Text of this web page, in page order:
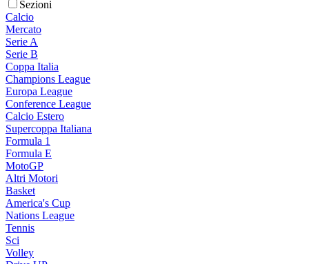
Sezioni
Calcio
Mercato
Serie A
Serie B
Coppa Italia
Champions League
Europa League
Conference League
Calcio Estero
Supercoppa Italiana
Formula 1
Formula E
MotoGP
Altri Motori
Basket
America's Cup
Nations League
Tennis
Sci
Volley